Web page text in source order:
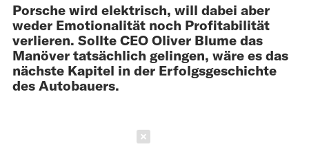
Porsche wird elektrisch, will dabei aber
weder Emotionalität noch Profitabilität
verlieren. Sollte CEO Oliver Blume das
Manöver tatsächlich gelingen, wäre es das
nächste Kapitel in der Erfolgsgeschichte
des Autobauers.